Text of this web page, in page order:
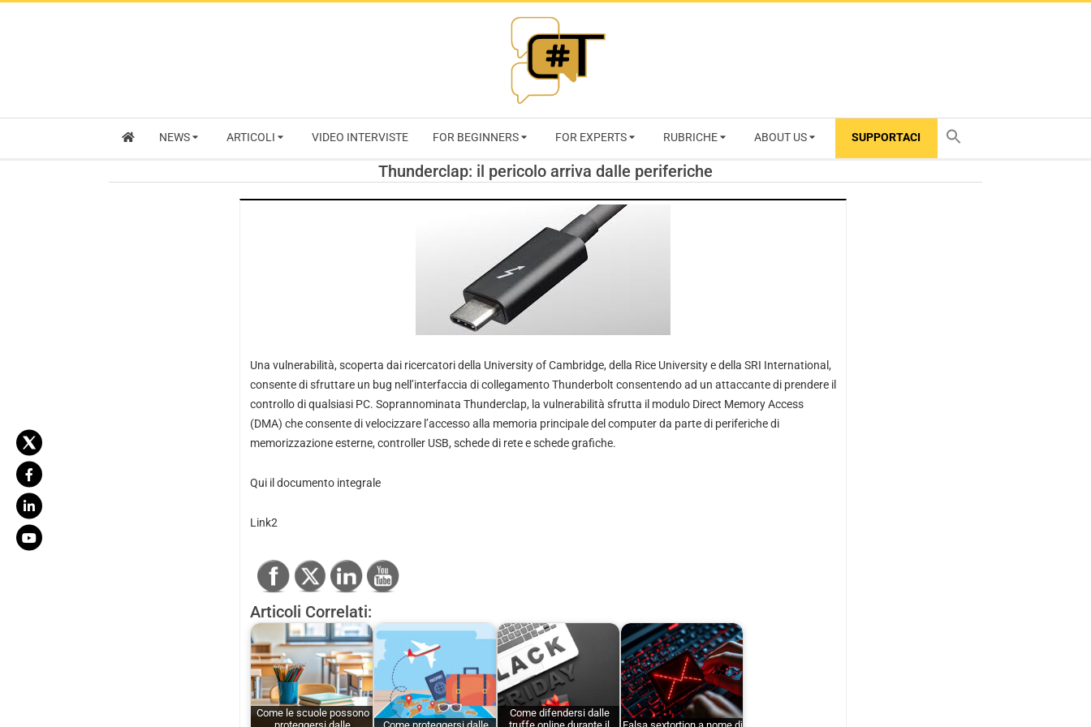
RIVISTA
CYBERSECURITY
TRENDS
NEWS ARTICOLI VIDEO INTERVISTE FOR BEGINNERS FOR EXPERTS RUBRICHE ABOUT US SUPPORTACI
Thunderclap: il pericolo arriva dalle periferiche
Una vulnerabilità, scoperta dai ricercatori della University of Cambridge, della Rice University e della SRI International,
consente di sfruttare un bug nell’interfaccia di collegamento Thunderbolt consentendo ad un attaccante di prendere il
controllo di qualsiasi PC. Soprannominata Thunderclap, la vulnerabilità sfrutta il modulo Direct Memory Access
(DMA) che consente di velocizzare l’accesso alla memoria principale del computer da parte di periferiche di
memorizzazione esterne, controller USB, schede di rete e schede grafiche.
Quiil documento integrale
Link2
Articoli Correlati:
Come le scuole possono
Come difendersi dalle